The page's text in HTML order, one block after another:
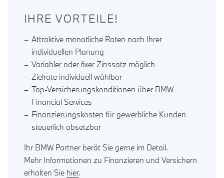
IHRE VORTEILE!
Attraktive monatliche Raten nach Ihrer
individuellen Planung
Variabler oder fixer Zinssatz möglich
Zielrate individuell wählbar
Top-Versicherungskonditionen über BMW
Financial Services
Finanzierungskosten für gewerbliche Kunden
steuerlich absetzbar
Ihr BMW Partner berät Sie gerne im Detail.
Mehr Informationen zu Finanzieren und Versichern
erhalten Sie hier.